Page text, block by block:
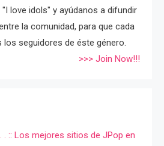
love idols" y ayúdanos a difundir
la comunidad, para que cada
seguidores de éste género.
>>> Join Now!!!